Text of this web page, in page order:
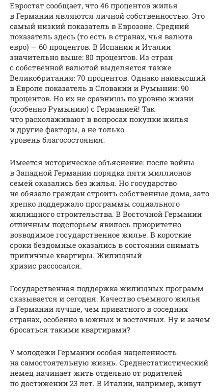
Евростат сообщает, что 46 процентов жилья
в Германии являются личной собственностью. Это
самый низкий показатель в Еврозоне. Средний
показатель здесь (то есть в странах, чья валюта
евро) — 60 процентов. В Испании и Италии
значительно выше: 80 процентов. Из стран
с собственной валютой выделяется также
Великобритания: 70 процентов. Однако наивысший
в Европе показатель в Словакии и Румынии: 90
процентов. Но их не сравнишь по уровню жизни
(особенно Румынию) с Германией! Так
что расхолаживают в вопросах покупки жилья
и другие факторы, а не только
уровень благосостояния.
Имеется историческое объяснение: после войны
в Западной Германии порядка пяти миллионов
семей оказались без жилья. Но государство
не обязало граждан строить собственные дома, зато
крепко поддержало программы социального
жилищного строительства. В Восточной Германии
отличным подспорьем явилось приоритетно
возводимое государственное жилье. В короткие
сроки бездомные оказались в состоянии снимать
приличные квартиры. Жилищный
кризис рассосался.
Государственная поддержка жилищных программ
сказывается и сегодня. Качество съемного жилья
в Германии лучше, чем приватного в соседних
странах, особенно в южных и восточных. Ну и зачем
бросаться такими квартирами?
У молодежи Германии особая нацеленность
на самостоятельную жизнь. Среднестатистический
немец начинает жить отдельно от родителей
по достижении 23 лет. В Италии, например, живут